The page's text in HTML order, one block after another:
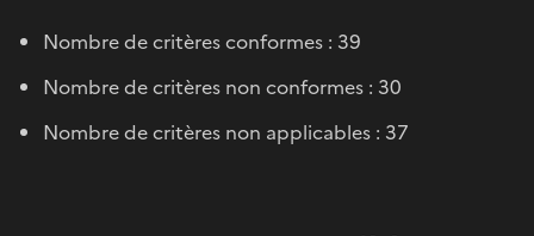
Nombre de critères conformes : 39
Nombre de critères non conformes : 30
Nombre de critères non applicables : 37